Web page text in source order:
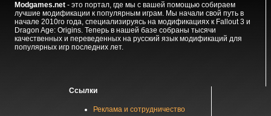
Modgames.net- это портал, где мы с вашей помощью собираем
лучшие модификации к популярным играм. Мы начали свой путь в
начале 2010го года, специализируясь на модификациях к Fallout 3 и
Dragon Age: Origins. Теперь в нашей базе собраны тысячи
качественных и переведенных на русский язык модификаций для
популярных игр последних лет.
Ссылки
Реклама и сотрудничество